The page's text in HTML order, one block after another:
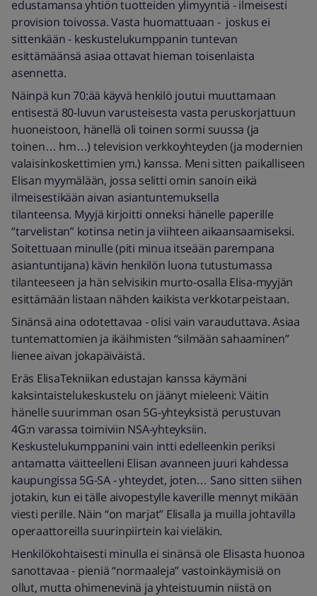
edustamansa yhtiön tuotteiden ylimyyntiä - ilmeisesti
provision toivossa. Vasta huomattuaan - joskus ei
sittenkään - keskustelukumppanin tuntevan
esittämäänsä asiaa ottavat hieman toisenlaista
asennetta.
Näinpä kun 70:ää käyvä henkilö joutui muuttamaan
entisestä 80-luvun varusteisesta vasta peruskorjattuun
huoneistoon, hänellä oli toinen sormi suussa (ja
toinen… hm…) television verkkoyhteyden (ja modernien
valaisinkoskettimien ym.) kanssa. Meni sitten paikalliseen
Elisan myymälään, jossa selitti omin sanoin eikä
ilmeisestikään aivan asiantuntemuksella
tilanteensa. Myyjä kirjoitti onneksi hänelle paperille
“tarvelistan” kotinsa netin ja viihteen aikaansaamiseksi.
Soitettuaan minulle (piti minua itseään parempana
asiantuntijana) kävin henkilön luona tutustumassa
tilanteeseen ja hän selvisikin murto-osalla Elisa-myyjän
esittämään listaan nähden kaikista verkkotarpeistaan.
Sinänsä aina odotettavaa - olisi vain varauduttava. Asiaa
tuntemattomien ja ikäihmisten “silmään sahaaminen”
lienee aivan jokapäiväistä.
Eräs ElisaTekniikan edustajan kanssa käymäni
kaksintaistelukeskustelu on jäänyt mieleeni: Väitin
hänelle suurimman osan 5G-yhteyksistä perustuvan
4G:n varassa toimiviin NSA-yhteyksiin.
Keskustelukumppanini vain intti edelleenkin periksi
antamatta väitteelleni Elisan avanneen juuri kahdessa
kaupungissa 5G-SA - yhteydet, joten… Sano sitten siihen
jotakin, kun ei tälle aivopestylle kaverille mennyt mikään
viesti perille. Näin “on marjat” Elisalla ja muilla johtavilla
operaattoreilla suurinpiirtein kai vieläkin.
Henkilökohtaisesti minulla ei sinänsä ole Elisasta huonoa
sanottavaa - pieniä “normaaleja” vastoinkäymisiä on
ollut, mutta ohimenevinä ja yhteistuumin niistä on